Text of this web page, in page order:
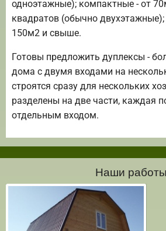
одноэтажные); компактные - от
квадратов (обычно
150м2 и свыше.
Готовы предложить дуплексы -
дома с двумя входами на
строятся сразу для нескольких
разделены на две части, каждая
отдельным входом.
Наши работы